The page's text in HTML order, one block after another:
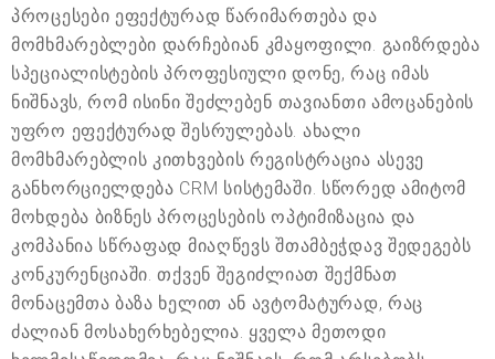
პროცესები ეფექტურად წარიმართება და
მომხმარებლები დარჩებიან კმაყოფილი. გაიზრდება
სპეციალისტების პროფესიული დონე, რაც იმას
ნიშნავს, რომ ისინი შეძლებენ თავიანთი ამოცანების
უფრო ეფექტურად შესრულებას. ახალი
მომხმარებლის კითხვების რეგისტრაცია ასევე
განხორციელდება CRM სისტემაში. სწორედ ამიტომ
მოხდება ბიზნეს პროცესების ოპტიმიზაცია და
კომპანია სწრაფად მიაღწევს შთამბეჭდავ შედეგებს
კონკურენციაში. თქვენ შეგიძლიათ შექმნათ
მონაცემთა ბაზა ხელით ან ავტომატურად, რაც
ძალიან მოსახერხებელია. ყველა მეთოდი